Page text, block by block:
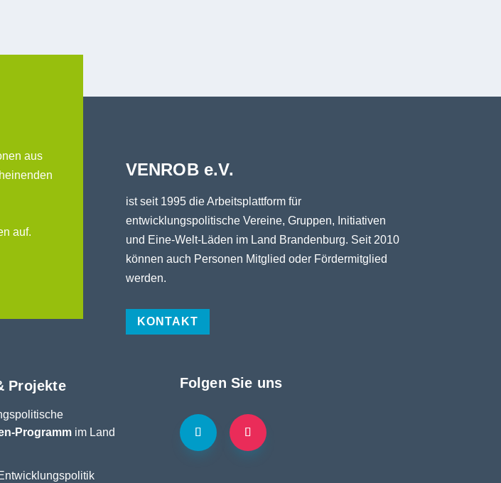
aus
auf.
VENROB e.V.
ist seit 1995 die Arbeitsplattform für
entwicklungspolitische Vereine, Gruppen, Initiativen
und Eine-Welt-Läden im Land Brandenburg. Seit 2010
können auch Personen Mitglied oder Fördermitglied
werden.
KONTAKT
Projekte
Programm im Land
Folgen Sie uns